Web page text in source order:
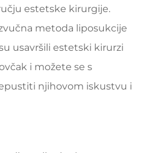
estetske kirurgije.
metoda liposukcije
usavršili estetski kirurzi
i možete se s
njihovom iskustvu i